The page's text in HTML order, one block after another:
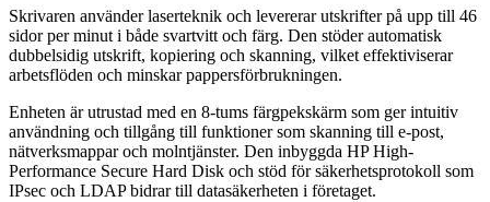
Skrivaren använder laserteknik och levererar utskrifter på upp till 46
sidor per minut i både svartvitt och färg. Den stöder automatisk
dubbelsidig utskrift, kopiering och skanning, vilket effektiviserar
arbetsflöden och minskar pappersförbrukningen.
Enheten är utrustad med en 8-tums färgpekskärm som ger intuitiv
användning och tillgång till funktioner som skanning till e-post,
nätverksmappar och molntjänster. Den inbyggda HP High-
Performance Secure Hard Disk och stöd för säkerhetsprotokoll som
IPsec och LDAP bidrar till datasäkerheten i företaget.